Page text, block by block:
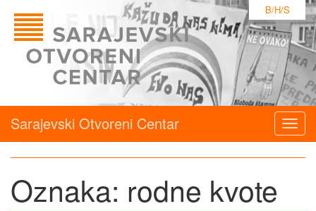
B/H/S
Sarajevski Otvoreni Centar
Oznaka: rodne kvote